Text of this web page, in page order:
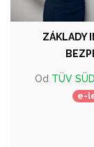
ZÁKLADY
Od TÜV
e-